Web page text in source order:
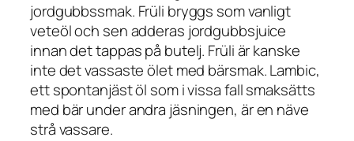
jordgubbssmak. Früli bryggs som vanligt
veteöl och sen adderas jordgubbsjuice
innan det tappas på butelj. Früli är kanske
inte det vassaste ölet med bärsmak. Lambic,
ett spontanjäst öl som i vissa fall smaksätts
med bär under andra jäsningen, är en näve
strå vassare.